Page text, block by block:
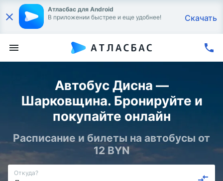
Атласбас для Android
В приложении быстрее и еще удобнее!
Скачать
Автобус Дисна —
Шарковщина. Бронируйте и
покупайте онлайн
Расписание и билеты на автобусы от
12 BYN
Откуда?